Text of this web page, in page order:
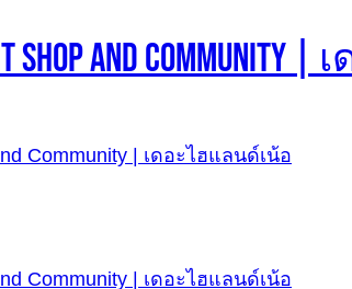
Shop And